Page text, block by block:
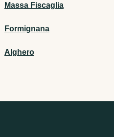
Massa Fiscaglia
Formignana
Alghero